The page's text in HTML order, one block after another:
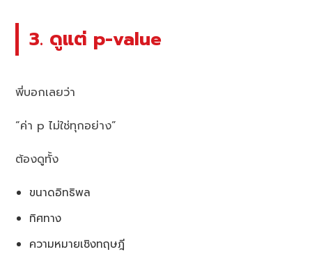
3. ดูแต่ p-value
พี่บอกเลยว่า
“ค่า p ไม่ใช่ทุกอย่าง”
ต้องดูทั้ง
ขนาดอิทธิพล
ทิศทาง
ความหมายเชิงทฤษฎี